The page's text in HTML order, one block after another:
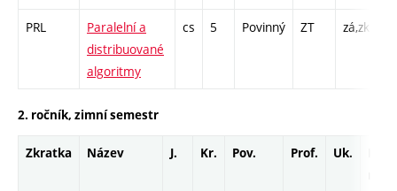
PRL
Paralelní a
distribuované
algoritmy
cs 5 Povinný ZT zá,zk
2. ročník, zimní semestr
Zkratka Název J. Kr. Pov. Prof. Uk.